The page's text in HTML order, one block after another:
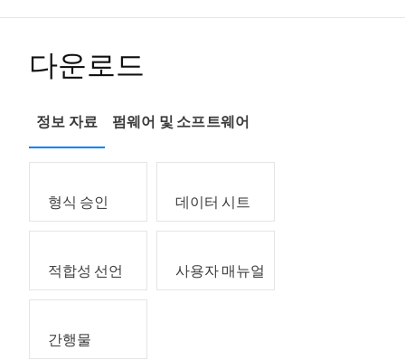
다운로드
정보 자료 펌웨어 및 소프트웨어
형식 승인 데이터 시트
적합성 선언 사용자 매뉴얼
간행물